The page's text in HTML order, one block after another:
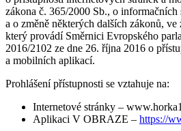
zákona č. 365/2000 Sb., o informačních
a o změně některých dalších zákonů,
který provádí Směrnici Evropského
2016/2102 ze dne 26. října 2016 o
a mobilních aplikací.
Prohlášení přístupnosti se vztahuje na:
Internetové stránky –
Aplikaci V OBRAZE – https://